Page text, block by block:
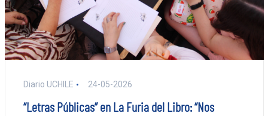
Diario UCHILE 24-05-2026
“Letras Públicas” en La Furia del Libro: “Nos